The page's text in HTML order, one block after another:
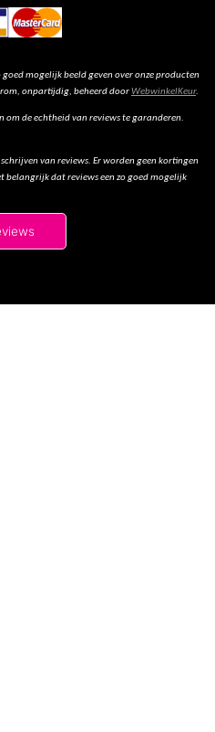
mogelijk beeld geven over onze producten
onpartijdig, beheerd doorWebwinkelKeur.
de echtheid van reviews te garanderen.
van reviews. Er worden geen kortingen
belangrijk dat reviews een zo goed mogelijk